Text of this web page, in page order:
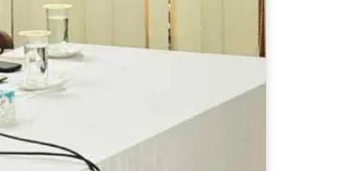
মুন্সীগঞ্জে ৪ কেজি গাঁজাসহ রিয়াদ
গ্রেপ্তার